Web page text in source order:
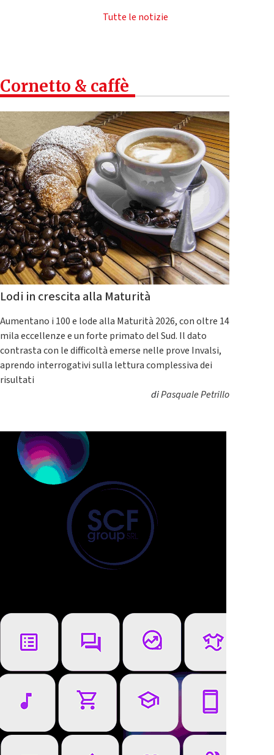
Tutte le notizie
Cornetto & caffè
Lodi in crescita alla Maturità
Aumentano i 100 e lode alla Maturità 2026, con oltre 14
mila eccellenze e un forte primato del Sud. Il dato
contrasta con le difficoltà emerse nelle prove Invalsi,
aprendo interrogativi sulla lettura complessiva dei
risultati
diPasquale Petrillo